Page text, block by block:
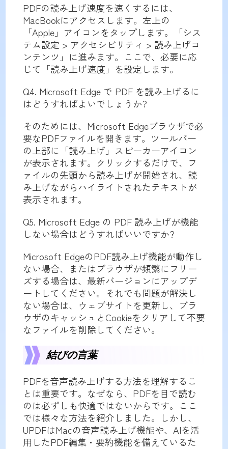
PDFの読み上げ速度を速くするには、
MacBookにアクセスします。左上の
「Apple」アイコンをタップします。「シス
テム設定 > アクセシビリティ > 読み上げコ
ンテンツ」に進みます。ここで、必要に応
じて「読み上げ速度」を設定します。
Q4. Microsoft Edge で PDF を読み上げるに
はどうすればよいでしょうか?
そのためには、Microsoft Edgeブラウザで必
要なPDFファイルを開きます。ツールバー
の上部に「読み上げ」スピーカーアイコン
が表示されます。クリックするだけで、フ
ァイルの先頭から読み上げが開始され、読
み上げながらハイライトされたテキストが
表示されます。
Q5. Microsoft Edge の PDF 読み上げが機能
しない場合はどうすればいいですか?
Microsoft EdgeのPDF読み上げ機能が動作し
ない場合、またはブラウザが頻繁にフリー
ズする場合は、最新バージョンにアップデ
ートしてください。それでも問題が解決し
ない場合は、ウェブサイトを更新し、ブラ
ウザのキャッシュとCookieをクリアして不要
なファイルを削除してください。
結びの言葉
PDFを音声読み上げする方法を理解するこ
とは重要です。なぜなら、PDFを目で読む
のは必ずしも快適ではないからです。ここ
では様々な方法を紹介しました。しかし、
UPDFはMacの音声読み上げ機能や、AIを活
用したPDF編集・要約機能を備えているた